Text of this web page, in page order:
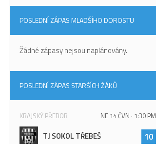
POSLEDNÍ ZÁPAS MLADŠÍHO DOROSTU
Žádné zápasy nejsou naplánovány.
POSLEDNÍ ZÁPAS STARŠÍCH ŽÁKŮ
KRAJSKÝ PŘEBOR NE 14 ČVN · 1:30 PM
TJ SOKOL TŘEBEŠ 10